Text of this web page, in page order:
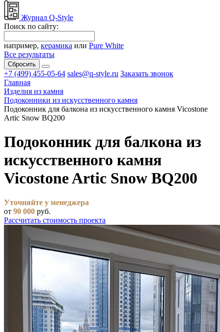
Журнал Q-Style
Поиск по сайту:
например, керамика или Pure White
Все результаты
Сбросить
+7 (499) 455-05-64 sales@q-style.ru Заказать звонок
Главная
Изделия из камня
Подоконники из искусственного камня
Подоконник для балкона из искусственного камня Vicostone
Artic Snow BQ200
Подоконник для балкона из
искусственного камня
Vicostone Artic Snow BQ200
Уточняйте у менеджера
от 90 000 руб.
Рассчитать стоимость проекта